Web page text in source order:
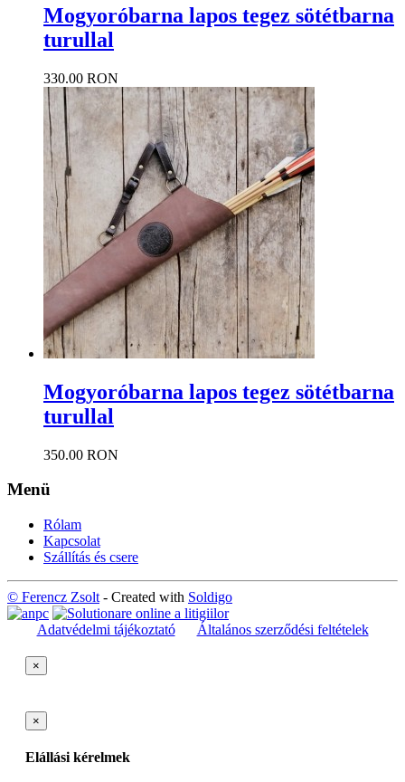
Mogyoróbarna lapos tegez sötétbarna
turullal
330.00 RON
Mogyoróbarna lapos tegez sötétbarna
turullal
350.00 RON
Menü
Rólam
Kapcsolat
Szállítás és csere
© Ferencz Zsolt - Created with Soldigo
Adatvédelmi tájékoztató Általános szerződési feltételek
×
×
Elállási kérelmek